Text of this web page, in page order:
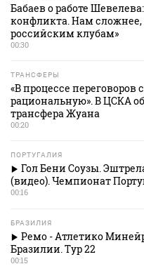
Бабаев о работе
конфликта. Нам
российским клубам»
00:30
ТРАНСФЕРЫ
«В процессе
рациональную». В ЦСКА
трансфера Жуана
00:20
ПОРТУГАЛИЯ
Гол Бени Соузы.
(видео). Чемпионат
00:16
БРАЗИЛИЯ
Ремо - Атлетико
Бразилии. Тур 22
00:15